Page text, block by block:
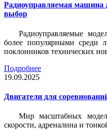
Радиоуправляемая машина
выбор
Радиоуправляемые
более популярными среди
поклонников технических
Подробнее
19.09.2025
Двигатели для
Мир масштабных
скорости, адреналина и